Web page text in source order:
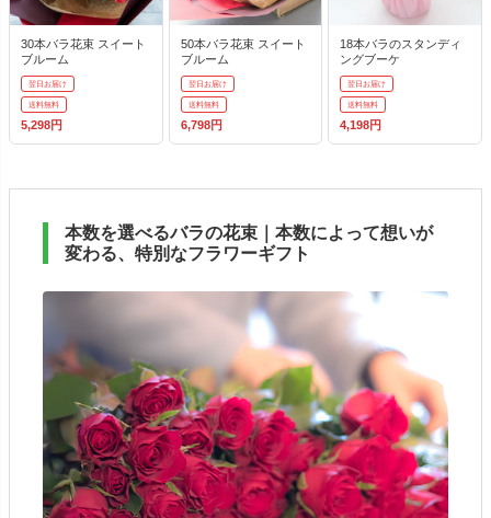
30本バラ花束 スイート
ブルーム
翌日お届け
送料無料
5,298円
50本バラ花束 スイート
ブルーム
翌日お届け
送料無料
6,798円
18本バラのスタンディ
ングブーケ
翌日お届け
送料無料
4,198円
本数を選べるバラの花束｜本数によって想いが
変わる、特別なフラワーギフト